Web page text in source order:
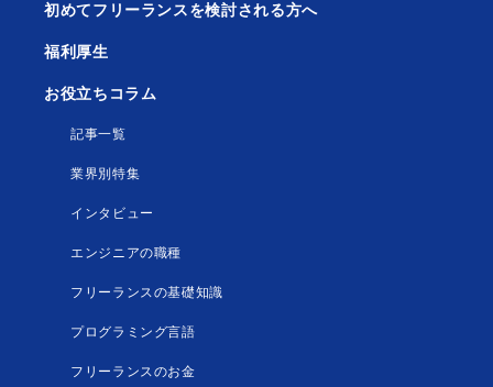
初めてフリーランスを検討される方へ
福利厚生
お役立ちコラム
記事一覧
業界別特集
インタビュー
エンジニアの職種
フリーランスの基礎知識
プログラミング言語
フリーランスのお金